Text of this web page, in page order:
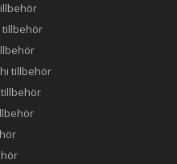
tillbehör
tillbehör